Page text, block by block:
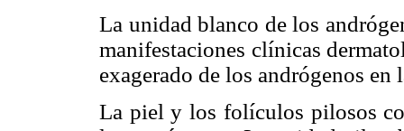
La unidad blanco de los
manifestaciones clínicas
exagerado de los andrógenos en
La piel y los folículos pilosos